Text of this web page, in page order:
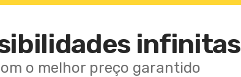
infinitas
o melhor preço garantido